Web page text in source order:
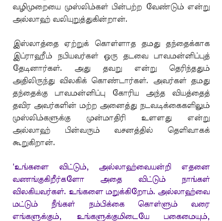
வழிமுறையை முஸ்லிம்கள் பின்பற்ற வேண்டும் என்று
அல்லாஹ் வலியுறுத்துகின்றான்.
இஸ்லாத்தை ஏற்றுக் கொள்ளாத தமது தந்தைக்காக
இப்ராஹீம் நபியவர்கள் ஒரு தடவை பாவமன்னிப்புத்
தேடினார்கள். அது தவறு என்று தெரிந்ததும்
அதிலிருந்து விலகிக் கொண்டார்கள். அவர்கள் தமது
தந்தைக்கு பாவமன்னிப்பு கோரிய அந்த வியத்தைத்
தவிர அவர்களின் மற்ற அனைத்து நடவடிக்கைகளிலும்
முஸ்லிம்களுக்கு முன்மாதிரி உளளது என்று
அல்லாஹ் பின்வரும் வசனத்தில் தெளிவாகக்
கூறுகிறான்.
'உங்களை விட்டும், அல்லாஹ்வையன்றி எதனை
வணங்குகிறீர்களோ அதை விட்டும் நாங்கள்
விலகியவர்கள். உங்களை மறுக்கிறோம். அல்லாஹ்வை
மட்டும் நீங்கள் நம்பிக்கை கொள்ளும் வரை
எங்களுக்கும், உங்களுக்குமிடையே பகைமையும்,